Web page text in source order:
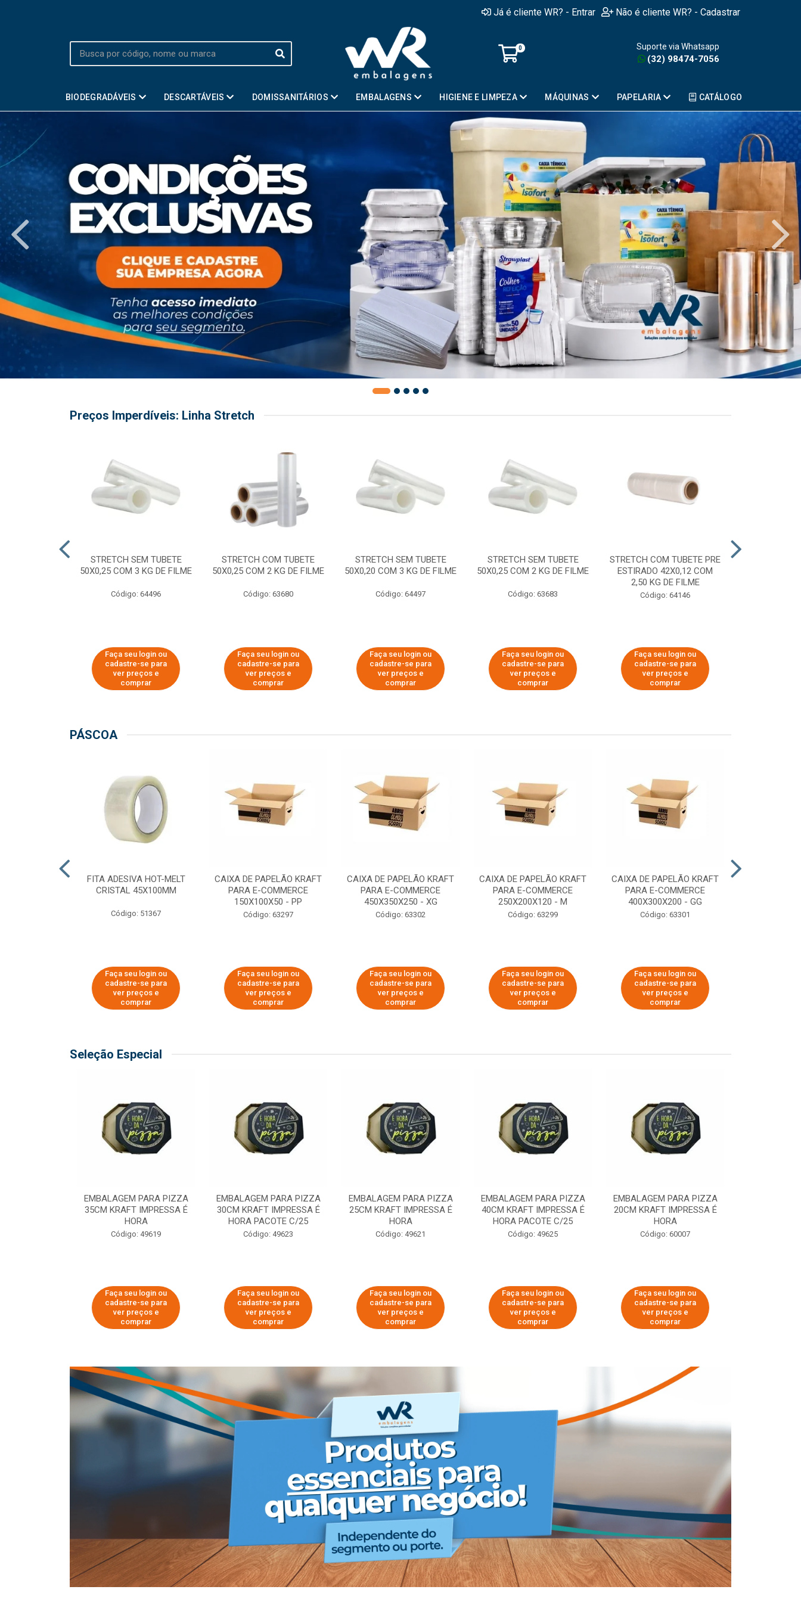
Já é cliente WR? - Entrar Não é cliente WR? - Cadastrar
0 Suporte via Whatsapp
(32) 98474-7056
BIODEGRADÁVEIS DESCARTÁVEIS DOMISSANITÁRIOS EMBALAGENS HIGIENE E LIMPEZA MÁQUINAS PAPELARIA CATÁLOGO
Preços Imperdíveis: Linha Stretch
STRETCH SEM TUBETE
50X0,25 COM 3 KG DE FILME
Código: 64496
Faça seu login ou
cadastre-se para
ver preços e
comprar
STRETCH COM TUBETE
50X0,25 COM 2 KG DE FILME
Código: 63680
Faça seu login ou
cadastre-se para
ver preços e
comprar
STRETCH SEM TUBETE
50X0,20 COM 3 KG DE FILME
Código: 64497
Faça seu login ou
cadastre-se para
ver preços e
comprar
STRETCH SEM TUBETE
50X0,25 COM 2 KG DE FILME
Código: 63683
Faça seu login ou
cadastre-se para
ver preços e
comprar
STRETCH COM TUBETE PRE
ESTIRADO 42X0,12 COM
2,50 KG DE FILME
Código: 64146
Faça seu login ou
cadastre-se para
ver preços e
comprar
PÁSCOA
FITA ADESIVA HOT-MELT
CRISTAL 45X100MM
Código: 51367
Faça seu login ou
cadastre-se para
ver preços e
comprar
CAIXA DE PAPELÃO KRAFT
PARA E-COMMERCE
150X100X50 - PP
Código: 63297
Faça seu login ou
cadastre-se para
ver preços e
comprar
CAIXA DE PAPELÃO KRAFT
PARA E-COMMERCE
450X350X250 - XG
Código: 63302
Faça seu login ou
cadastre-se para
ver preços e
comprar
CAIXA DE PAPELÃO KRAFT
PARA E-COMMERCE
250X200X120 - M
Código: 63299
Faça seu login ou
cadastre-se para
ver preços e
comprar
CAIXA DE PAPELÃO KRAFT
PARA E-COMMERCE
400X300X200 - GG
Código: 63301
Faça seu login ou
cadastre-se para
ver preços e
comprar
Seleção Especial
EMBALAGEM PARA PIZZA
35CM KRAFT IMPRESSA É
HORA
Código: 49619
Faça seu login ou
cadastre-se para
ver preços e
comprar
EMBALAGEM PARA PIZZA
30CM KRAFT IMPRESSA É
HORA PACOTE C/25
Código: 49623
Faça seu login ou
cadastre-se para
ver preços e
comprar
EMBALAGEM PARA PIZZA
25CM KRAFT IMPRESSA É
HORA
Código: 49621
Faça seu login ou
cadastre-se para
ver preços e
comprar
EMBALAGEM PARA PIZZA
40CM KRAFT IMPRESSA É
HORA PACOTE C/25
Código: 49625
Faça seu login ou
cadastre-se para
ver preços e
comprar
EMBALAGEM PARA PIZZA
20CM KRAFT IMPRESSA É
HORA
Código: 60007
Faça seu login ou
cadastre-se para
ver preços e
comprar